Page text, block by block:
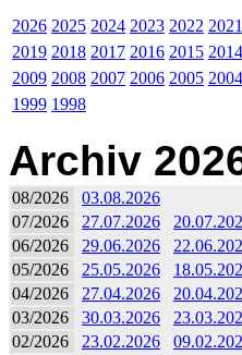
2026 2025 2024 2023 2022 2021
2019 2018 2017 2016 2015 2014
2009 2008 2007 2006 2005 2004
1999 1998
Archiv
08/2026
03.08.2026
07/2026
27.07.2026
06/2026
29.06.2026
05/2026
25.05.2026
04/2026
27.04.2026
03/2026
30.03.2026
02/2026
23.02.2026